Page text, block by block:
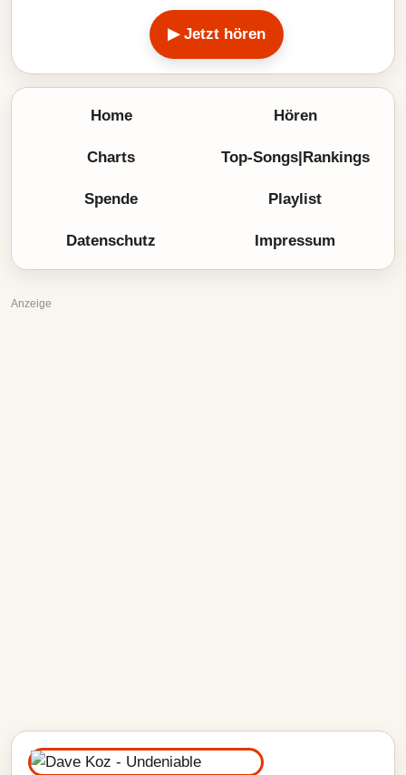
▶ Jetzt hören
Home Hören
Charts Top-Songs|Rankings
Spende Playlist
Datenschutz Impressum
Anzeige